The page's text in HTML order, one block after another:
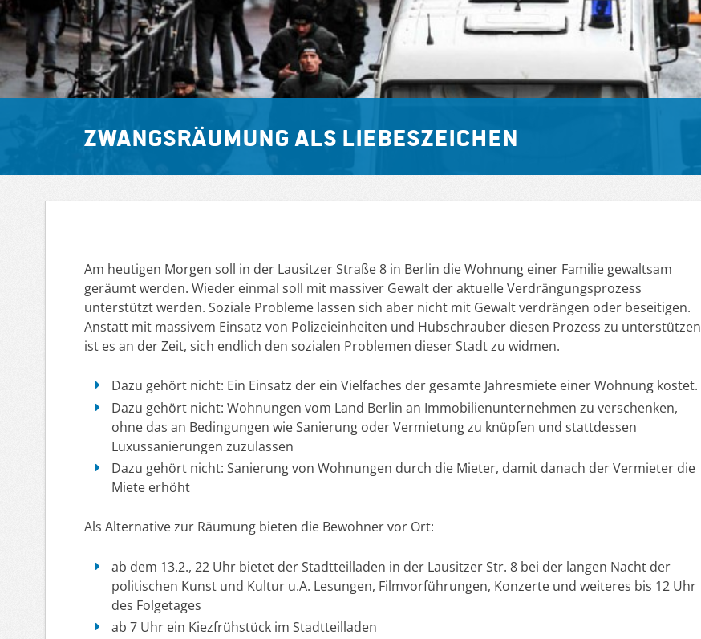
Zwangsräumung als Liebeszeichen
Am heutigen Morgen soll in der Lausitzer Straße 8 in Berlin die Wohnung einer Familie gewaltsam
geräumt werden. Wieder einmal soll mit massiver Gewalt der aktuelle Verdrängungsprozess
unterstützt werden. Soziale Probleme lassen sich aber nicht mit Gewalt verdrängen oder beseitigen.
Anstatt mit massivem Einsatz von Polizeieinheiten und Hubschrauber diesen Prozess zu unterstützen
ist es an der Zeit, sich endlich den sozialen Problemen dieser Stadt zu widmen.
Dazu gehört nicht: Ein Einsatz der ein Vielfaches der gesamte Jahresmiete einer Wohnung kostet.
Dazu gehört nicht: Wohnungen vom Land Berlin an Immobilienunternehmen zu verschenken,
ohne das an Bedingungen wie Sanierung oder Vermietung zu knüpfen und stattdessen
Luxussanierungen zuzulassen
Dazu gehört nicht: Sanierung von Wohnungen durch die Mieter, damit danach der Vermieter die
Miete erhöht
Als Alternative zur Räumung bieten die Bewohner vor Ort:
ab dem 13.2., 22 Uhr bietet der Stadtteilladen in der Lausitzer Str. 8 bei der langen Nacht der
politischen Kunst und Kultur u.A. Lesungen, Filmvorführungen, Konzerte und weiteres bis 12 Uhr
des Folgetages
ab 7 Uhr ein Kiezfrühstück im Stadtteilladen